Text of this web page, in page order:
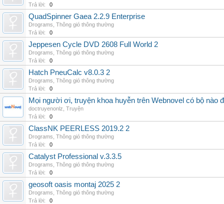
Trả lời:
0
QuadSpinner Gaea 2.2.9 Enterprise
Drograms Thông gió thông thường
Trả lời:
0
Jeppesen Cycle DVD 2608 Full World 2
Drograms Thông gió thông thường
Trả lời:
0
Hatch PneuCalc v8.0.3 2
Drograms Thông gió thông thường
Trả lời:
0
Mọi người ơi, truyện khoa huyễn trên Webnovel có bộ nào
doctruyenonlz Truyện
Trả lời:
0
ClassNK PEERLESS 2019.2 2
Drograms Thông gió thông thường
Trả lời:
0
Catalyst Professional v.3.3.5
Drograms Thông gió thông thường
Trả lời:
0
geosoft oasis montaj 2025 2
Drograms Thông gió thông thường
Trả lời:
0